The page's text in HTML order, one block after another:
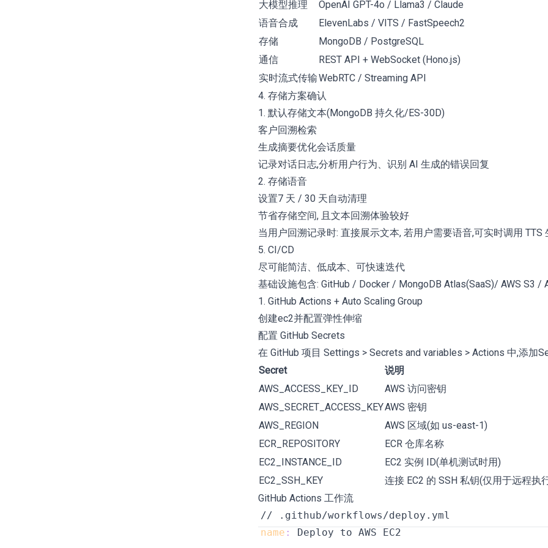
大模型推理
OpenAI GPT-4o / Llama3 / Claude
语音合成
ElevenLabs / VITS / FastSpeech2
存储
MongoDB / PostgreSQL
通信
REST API + WebSocket (Hono.js)
实时流式传输WebRTC / Streaming API
4. 存储方案确认
1. 默认存储文本(MongoDB 持久化/ES-30D)
客户回溯检索
生成摘要优化会话质量
记录对话日志,分析用户行为、识别 AI 生成的错误回复
2. 存储语音
设置7 天 / 30 天自动清理
节省存储空间, 且文本回溯体验较好
当用户回溯记录时: 直接展示文本, 若用户需要语音,可实时调用 TTS
5. CI/CD
尽可能简洁、低成本、可快速迭代
基础设施包含: GitHub / Docker / MongoDB Atlas(SaaS)/ AWS S3 /
1. GitHub Actions + Auto Scaling Group
创建ec2并配置弹性伸缩
配置 GitHub Secrets
在 GitHub 项目 Settings > Secrets and variables > Actions 中,添加
Secret
说明
AWS_ACCESS_KEY_ID
AWS 访问密钥
AWS_SECRET_ACCESS_KEYAWS 密钥
AWS_REGION
AWS 区域(如 us-east-1)
ECR_REPOSITORY
ECR 仓库名称
EC2_INSTANCE_ID
EC2 实例 ID(单机测试时用)
EC2_SSH_KEY
连接 EC2 的 SSH 私钥(仅用于远程执
GitHub Actions 工作流
name :